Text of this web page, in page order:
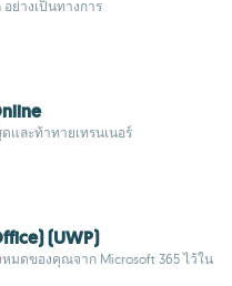
อย่างเป็นทางการ
และท้าทายเทรนเนอร์
(UWP)
หมดของคุณจาก Microsoft 365 ไว้ใน